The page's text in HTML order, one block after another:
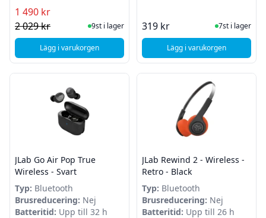
1 490 kr
2 029 kr
I Lager
9st i lager
Lägg i varukorgen, Apple AirPods 4 med USB-C laddfodral
319 kr I Lager
7st i lager
Lägg i varukorgen
, Apple EarPods
JLab Go Air Pop True
Wireless - Svart
Typ: Bluetooth
Brusreducering: Nej
Batteritid: Upp till 32 h
JLab Rewind 2 - Wireless -
Retro - Black
Typ: Bluetooth
Brusreducering: Nej
Batteritid: Upp till 26 h